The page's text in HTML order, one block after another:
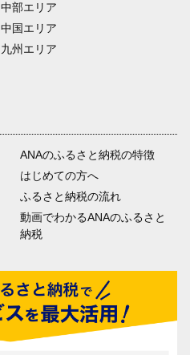
中部エリア
中国エリア
九州エリア
ANAのふるさと納税の特徴
はじめての方へ
ふるさと納税の流れ
動画でわかるANAのふるさと
納税